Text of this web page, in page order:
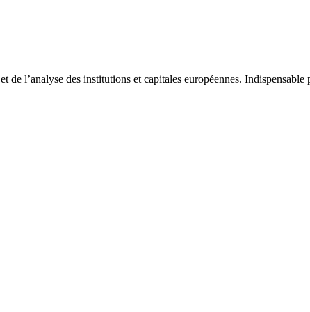
de l’analyse des institutions et capitales européennes.